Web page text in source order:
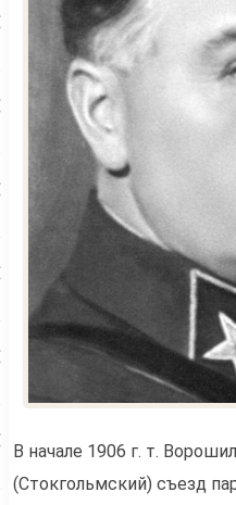
В начале 1906 г. т.
(Стокгольмский) съезд